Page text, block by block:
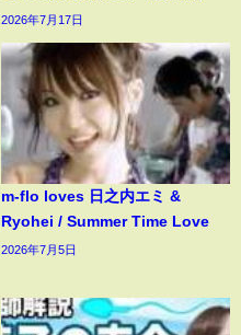
2026年7月17日
m-flo loves 日之内エミ &
Ryohei / Summer Time Love
2026年7月5日